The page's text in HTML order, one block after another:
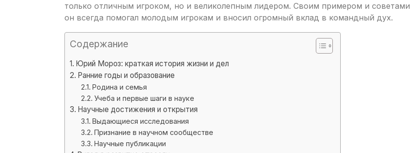
только отличным игроком, но и великолепным лидером. Своим примером и советами
он всегда помогал молодым игрокам и вносил огромный вклад в командный дух.
Содержание
Юрий Мороз: краткая история жизни и дел
Ранние годы и образование
Родина и семья
Учеба и первые шаги в науке
Научные достижения и открытия
Выдающиеся исследования
Признание в научном сообществе
Научные публикации